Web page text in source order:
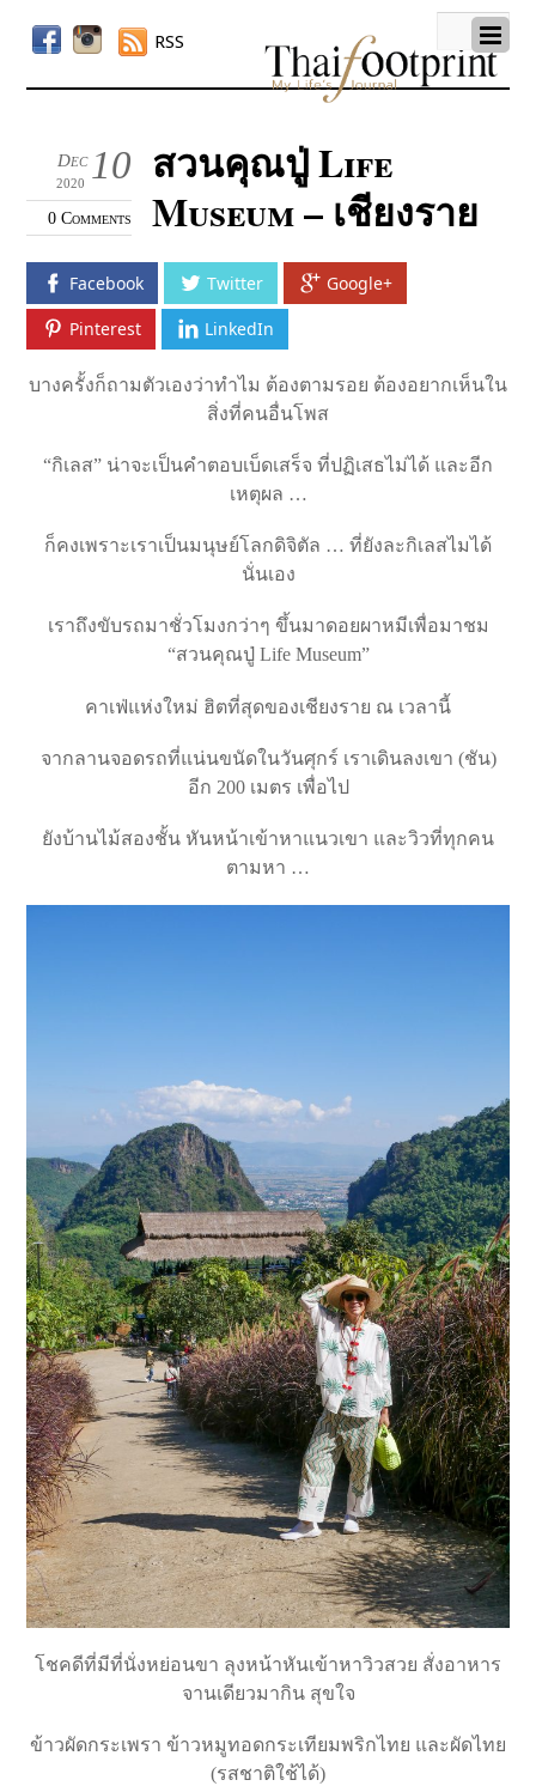
RSS
10
Dec
2020
0 Comments
สวนคุณปู่ Life
Museum – เชียงราย
Facebook Twitter Google+
Pinterest LinkedIn
บางครั้งก็ถามตัวเองว่าทำไม ต้องตามรอย ต้องอยากเห็นใน
สิ่งที่คนอื่นโพส
“กิเลส” น่าจะเป็นคำตอบเบ็ดเสร็จ ที่ปฏิเสธไม่ได้ และอีก
เหตุผล …
ก็คงเพราะเราเป็นมนุษย์โลกดิจิตัล … ที่ยังละกิเลสไมได้
นั่นเอง
เราถึงขับรถมาชั่วโมงกว่าๆ ขึ้นมาดอยผาหมีเพื่อมาชม
“สวนคุณปู่ Life Museum”
คาเฟ่แห่งใหม่ ฮิตที่สุดของเชียงราย ณ เวลานี้
จากลานจอดรถที่แน่นขนัดในวันศุกร์ เราเดินลงเขา (ชัน)
อีก 200 เมตร เพื่อไป
ยังบ้านไม้สองชั้น หันหน้าเข้าหาแนวเขา และวิวที่ทุกคน
ตามหา …
โชคดีที่มีที่นั่งหย่อนขา ลุงหน้าหันเข้าหาวิวสวย สั่งอาหาร
จานเดียวมากิน สุขใจ
ข้าวผัดกระเพรา ข้าวหมูทอดกระเทียมพริกไทย และผัดไทย
(รสชาติใช้ได้)